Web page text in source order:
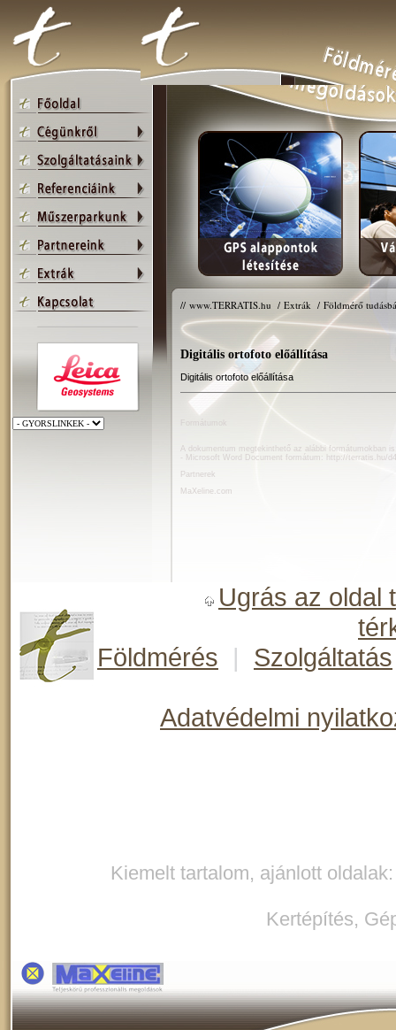
// www.TERRATIS.hu / Extrák / Földmérő
Digitális ortofoto előállítása
Digitális ortofoto előállítása
A dokumentum megtekinthető az alábbi formátumokban
- Microsoft Word Document formátum:
http://terratis.hu/
Partnerek
MaXeline.com
Ugrás az oldal
Földmérés
| Szolgáltatás
Adatvédelmi
Kiemelt tartalom, ajánlott
Kertépítés,